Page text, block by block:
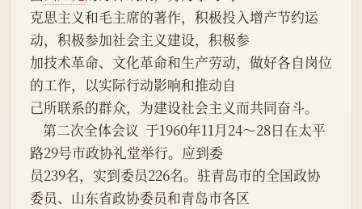
克思主义和毛主席的著作，积极投入增产节约运
动，积极参加社会主义建设，积极参
加技术革命、文化革命和生产劳动，做好各自岗位
的工作，以实际行动影响和推动自
己所联系的群众，为建设社会主义而共同奋斗。
路29号市政协礼堂举行。应到委
员239名，实到委员226名。驻青岛市的全国政协
委员、山东省政协委员和青岛市各区